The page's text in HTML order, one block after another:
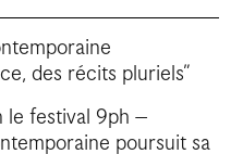
des récits pluriels”
le festival 9ph –
poursuit sa